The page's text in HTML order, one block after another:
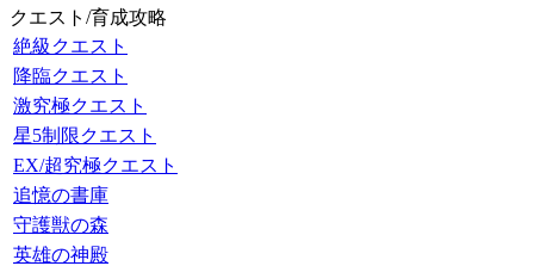
クエスト/育成攻略
絶級クエスト
降臨クエスト
激究極クエスト
星5制限クエスト
EX/超究極クエスト
追憶の書庫
守護獣の森
英雄の神殿